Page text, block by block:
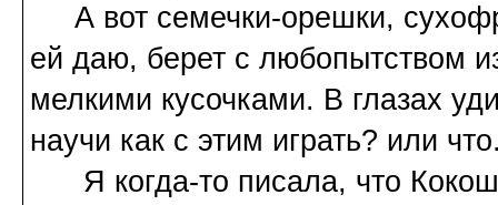
А вот семечки-орешки,
ей даю, берет с любопытством
мелкими кусочками. В глазах
научи как с этим играть? или
Я когда-то писала, что